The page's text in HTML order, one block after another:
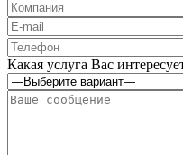
Оставьте
это
поле
пустым.
Какая услуга Вас